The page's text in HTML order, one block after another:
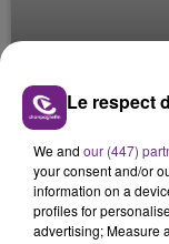
L'AFFAIRE
DOUTES -
ENQUETES
Le respect
We and our (447)
your consent and/or
information on a
profiles for
advertising; Measure